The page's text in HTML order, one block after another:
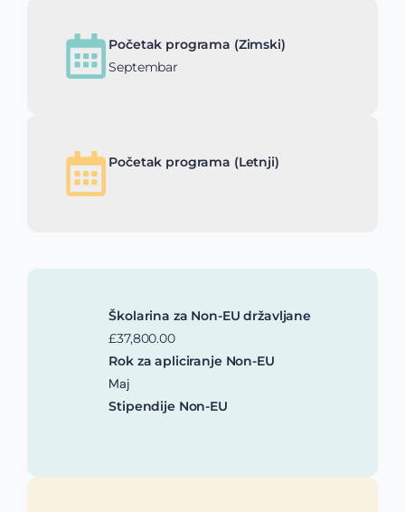
Početak programa (Zimski)
Septembar
Početak programa (Letnji)
Školarina za Non-EU državljane
£37,800.00
Rok za apliciranje Non-EU
Maj
Stipendije Non-EU